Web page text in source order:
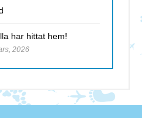
har hittat hem!
2026